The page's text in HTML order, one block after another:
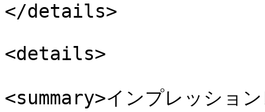
</details>
<details>
<summary>インプレッショ